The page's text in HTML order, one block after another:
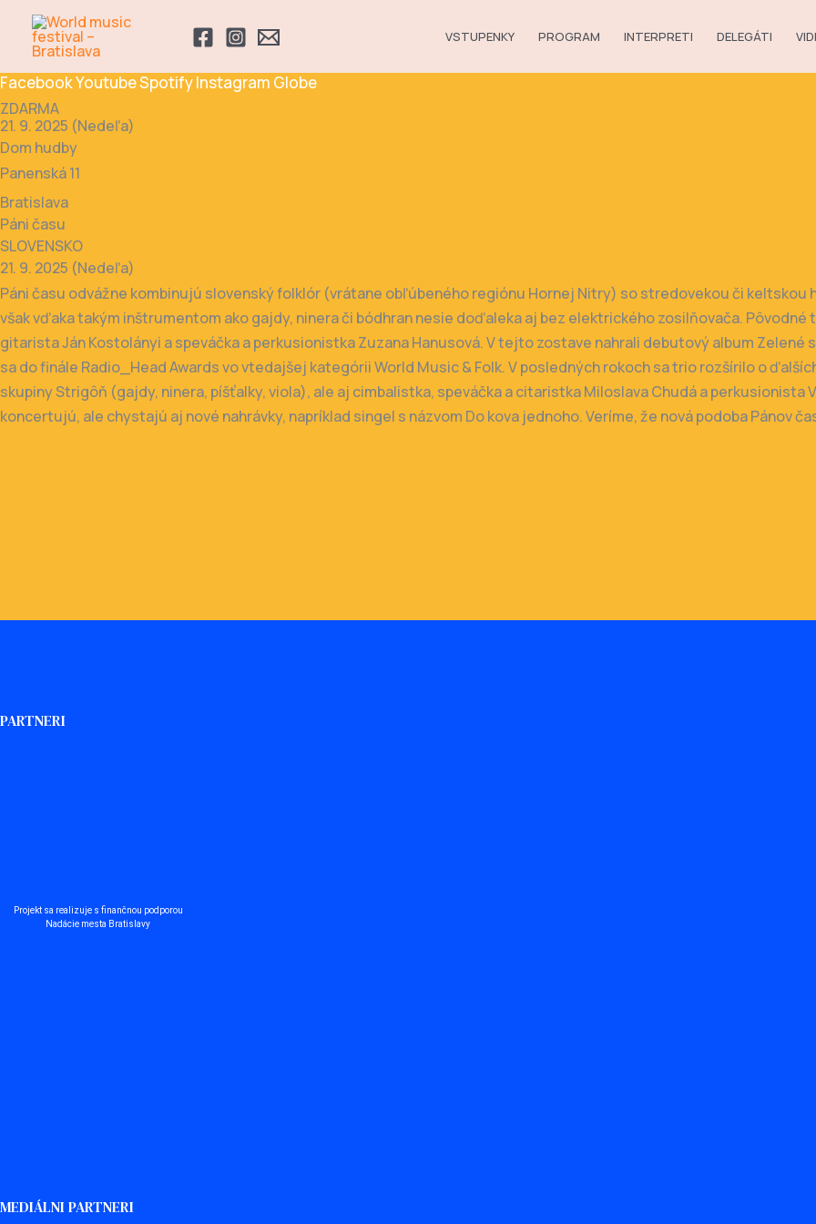
Preskočiť
obsah
VSTUPENKY PROGRAM INTERPRETI DELEGÁTI
FacebookYoutubeSpotifyInstagram Globe
ZDARMA
21. 9. 2025 (Nedeľa)
Dom hudby
Panenská 11
Bratislava
Páni času
SLOVENSKO
21. 9. 2025 (Nedeľa)
Páni času odvážne kombinujú slovenský folklór (vrátane obľúbeného regiónu Hornej Nitry) so stredovekou či
však vďaka takým inštrumentom ako gajdy, ninera či bódhran nesie doďaleka aj bez elektrického zosilňovača. Pôvodné
gitarista Ján Kostolányi a speváčka a perkusionistka Zuzana Hanusová. V tejto zostave nahrali debutový album Zelené
sa do finále Radio_Head Awards vo vtedajšej kategórii World Music & Folk. V posledných rokoch sa trio rozšírilo o
skupiny Strigôň (gajdy, ninera, píšťalky, viola), ale aj cimbalistka, speváčka a citaristka Miloslava Chudá a
koncertujú, ale chystajú aj nové nahrávky, napríklad singel s názvom Do kova jednoho. Veríme, že nová podoba Pánov
PARTNERI
Projekt sa realizuje s finančnou podporou
Nadácie mesta Bratislavy
MEDIÁLNI PARTNERI